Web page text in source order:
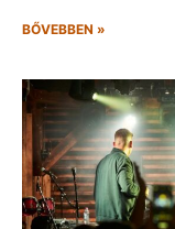
BŐVEBBEN »